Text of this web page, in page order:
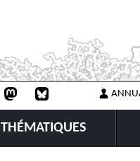
THÉMATIQUES